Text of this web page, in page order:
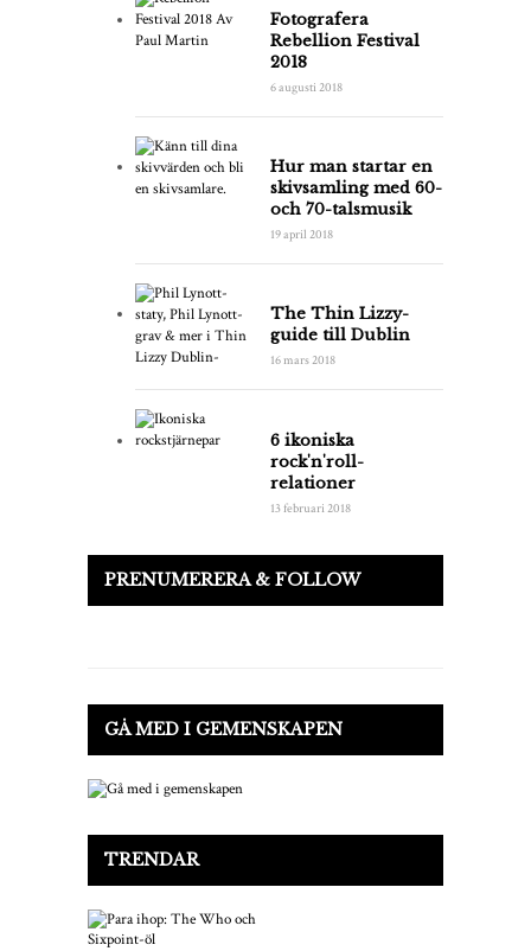
Fotografera
Rebellion Festival
2018
6 augusti 2018
Hur man startar en
skivsamling med 60-
och 70-talsmusik
19 april 2018
The Thin Lizzy-
guide till Dublin
16 mars 2018
6 ikoniska
rock'n'roll-
relationer
13 februari 2018
PRENUMERERA & FOLLOW
GÅ MED I GEMENSKAPEN
TRENDAR